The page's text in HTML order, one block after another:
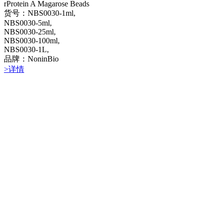
rProtein A Magarose Beads
货号：NBS0030-1ml,
NBS0030-5ml,
NBS0030-25ml,
NBS0030-100ml,
NBS0030-1L,
品牌：NoninBio
>详情